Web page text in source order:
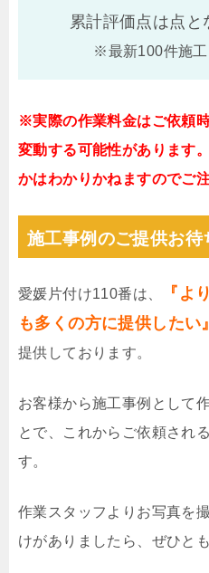
累計評価点は点と
※最新100件施
※実際の作業料金はご依頼
変動する可能性があります
かはわかりかねますのでご
施工事例のご提供お待
愛媛片付け110番は、
『よ
も多くの方に提供したい』
提供しております。
お客様から施工事例として
とで、これからご依頼され
す。
作業スタッフよりお写真を
けがありましたら、ぜひと